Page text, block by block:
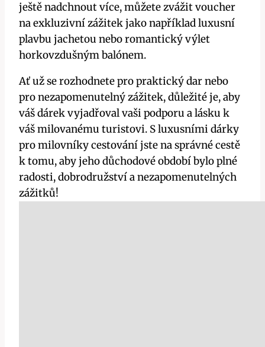
ještě nadchnout více, můžete zvážit voucher
na exkluzivní zážitek jako například luxusní
plavbu jachetou nebo romantický výlet
horkovzdušným balónem.
Ať už se rozhodnete pro praktický dar nebo
pro nezapomenutelný zážitek, důležité je, aby
váš dárek vyjadřoval vaši podporu a lásku k
váš milovanému turistovi. S luxusními dárky
pro milovníky cestování jste na správné cestě
k tomu, aby jeho důchodové období bylo plné
radosti, dobrodružství a nezapomenutelných
zážitků!